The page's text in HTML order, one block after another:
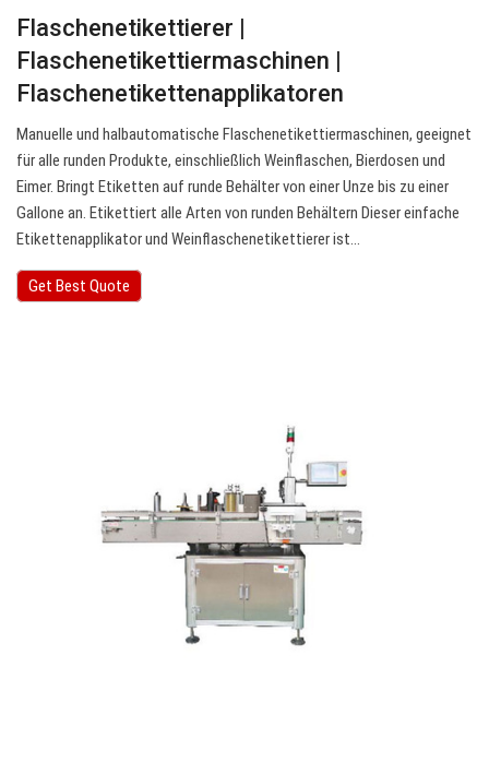
Flaschenetikettierer |
Flaschenetikettiermaschinen |
Flaschenetikettenapplikatoren
Manuelle und halbautomatische Flaschenetikettiermaschinen, geeignet
für alle runden Produkte, einschließlich Weinflaschen, Bierdosen und
Eimer. Bringt Etiketten auf runde Behälter von einer Unze bis zu einer
Gallone an. Etikettiert alle Arten von runden Behältern Dieser einfache
Etikettenapplikator und Weinflaschenetikettierer ist…
Get Best Quote